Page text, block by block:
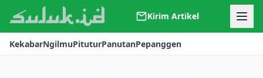
Kirim Artikel
Kerjasama
Kontak
KekabarNgilmuPituturPanutanPepanggen